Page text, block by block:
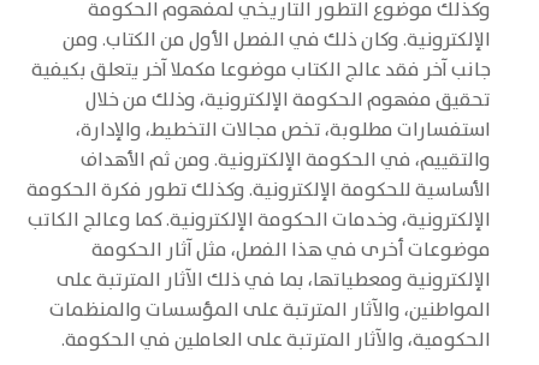
وكذلك موضوع التطور التاريخي لمفهوم الحكومة
الإلكترونية. وكان ذلك في الفصل الأول من الكتاب. ومن
جانب آخر فقد عالج الكتاب موضوعا مكملا آخر يتعلق بكيفية
تحقيق مفهوم الحكومة الإلكترونية، وذلك من خلال
استفسارات مطلوبة، تخص مجالات التخطيط، والإدارة،
والتقييم، في الحكومة الإلكترونية. ومن ثم الأهداف
الأساسية للحكومة الإلكترونية. وكذلك تطور فكرة الحكومة
الإلكترونية، وخدمات الحكومة الإلكترونية. كما وعالج الكاتب
موضوعات أخرى في هذا الفصل، مثل آثار الحكومة
الإلكترونية ومعطياتها، بما في ذلك الآثار المترتبة على
المواطنين، والآثار المترتبة على المؤسسات والمنظمات
الحكومية، والآثار المترتبة على العاملين في الحكومة.